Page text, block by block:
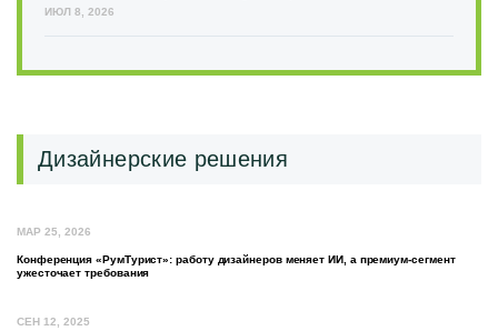
ИЮЛ 8, 2026
Дизайнерские решения
МАР 25, 2026
Конференция «РумТурист»: работу дизайнеров меняет ИИ, а премиум-сегмент
ужесточает требования
СЕН 12, 2025